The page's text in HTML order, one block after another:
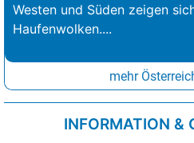
Westen und Süden zeigen
Haufenwolken....
mehr
INFORMATION &